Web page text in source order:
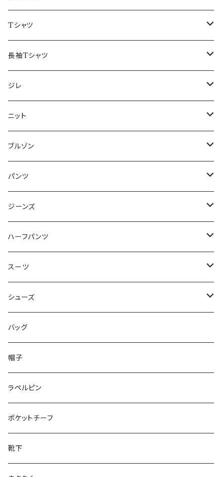
50/XL～
48/L
50/XL～
46/M
48/L
50/XL～
～44/S
46/M
48/L
50/XL～
Tシャツ
～44/S
46/M
48/L
50/XL～
長袖Tシャツ
～44/S
46/M
48/L
50/XL～
ジレ
～44/S
46/M
48/L
50/XL～
ニット
～44/S
46/M
48/L
50/XL～
ブルゾン
～44/S
46/M
48/L
50/XL～
パンツ
～44/S
46/M
48/L
50/XL～
ジーンズ
～44/S
46/M
48/L
50/XL～
ハーフパンツ
～44/S
46/M
48/L
50/XL～
スーツ
～44/S
46/M
48/L
50/XL～
シューズ
～25.5cm
26cm～
27cm～
28cm～
バッグ
帽子
ラペルピン
ポケットチーフ
靴下